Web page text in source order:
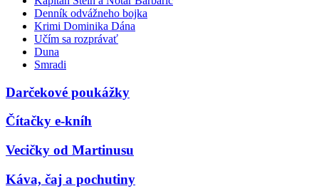
Denník odvážneho bojka
Krimi Dominika Dána
Učím sa rozprávať
Duna
Smradi
Darčekové poukážky
Čítačky e-kníh
Vecičky od Martinusu
Káva, čaj a pochutiny